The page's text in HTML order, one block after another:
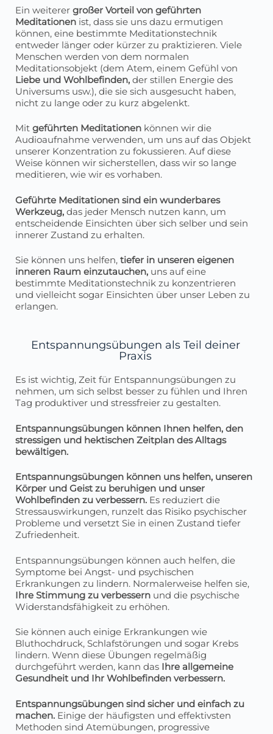
Ein weiterer großer Vorteil von geführten
Meditationen ist, dass sie uns dazu ermutigen
können, eine bestimmte Meditationstechnik
entweder länger oder kürzer zu praktizieren. Viele
Menschen werden von dem normalen
Meditationsobjekt (dem Atem, einem Gefühl von
Liebe und Wohlbefinden, der stillen Energie des
Universums usw.), die sie sich ausgesucht haben,
nicht zu lange oder zu kurz abgelenkt.
Mit geführten Meditationen können wir die
Audioaufnahme verwenden, um uns auf das Objekt
unserer Konzentration zu fokussieren. Auf diese
Weise können wir sicherstellen, dass wir so lange
meditieren, wie wir es vorhaben.
Geführte Meditationen sind ein wunderbares
Werkzeug, das jeder Mensch nutzen kann, um
entscheidende Einsichten über sich selber und sein
innerer Zustand zu erhalten.
Sie können uns helfen, tiefer in unseren eigenen
inneren Raum einzutauchen, uns auf eine
bestimmte Meditationstechnik zu konzentrieren
und vielleicht sogar Einsichten über unser Leben zu
erlangen.
Entspannungsübungen als Teil deiner
Praxis
Es ist wichtig, Zeit für Entspannungsübungen zu
nehmen, um sich selbst besser zu fühlen und Ihren
Tag produktiver und stressfreier zu gestalten.
Entspannungsübungen können Ihnen helfen, den
stressigen und hektischen Zeitplan des Alltags
bewältigen.
Entspannungsübungen können uns helfen, unseren
Körper und Geist zu beruhigen und unser
Wohlbefinden zu verbessern. Es reduziert die
Stressauswirkungen, runzelt das Risiko psychischer
Probleme und versetzt Sie in einen Zustand tiefer
Zufriedenheit.
Entspannungsübungen können auch helfen, die
Symptome bei Angst- und psychischen
Erkrankungen zu lindern. Normalerweise helfen sie,
Ihre Stimmung zu verbessern und die psychische
Widerstandsfähigkeit zu erhöhen.
Sie können auch einige Erkrankungen wie
Bluthochdruck, Schlafstörungen und sogar Krebs
lindern. Wenn diese Übungen regelmäßig
durchgeführt werden, kann das Ihre allgemeine
Gesundheit und Ihr Wohlbefinden verbessern.
Entspannungsübungen sind sicher und einfach zu
machen. Einige der häufigsten und effektivsten
Methoden sind Atemübungen, progressive